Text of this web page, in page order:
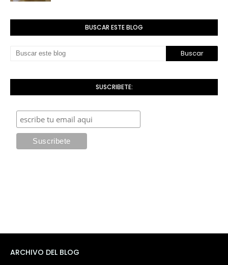
BUSCAR ESTE BLOG
SUSCRIBETE:
ARCHIVO DEL BLOG